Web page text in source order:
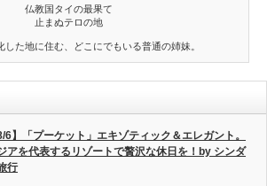
仏教国タイの最果て
止まぬテロの地
した地に住む、どこにでもいる普通の姉妹。
8/6】「プーケット」エキゾティック＆エレガント。
アを代表するリゾートで贅沢な休日を！by シンダ
行